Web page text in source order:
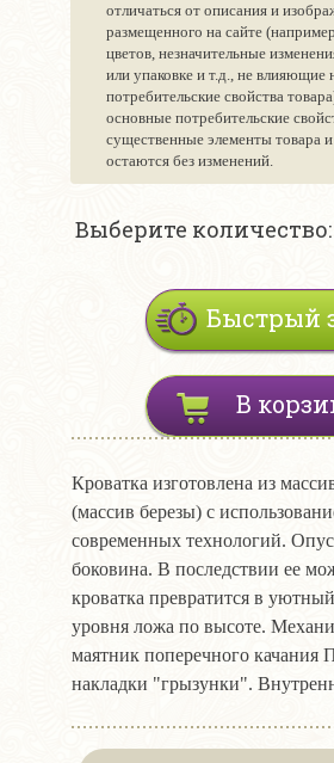
отличаться от описания и
размещенного на сайте
цветов, незначительные
или упаковке и т.д., не влияющие
потребительские свойства
основные потребительские
существенные элементы товара и
остаются без изменений.
Выберите количество:
Быстрый
В
Кроватка изготовлена из
(массив березы) с
современных технологий.
боковина. В последствии ее
кроватка превратится в
уровня ложа по высоте.
маятник поперечного качания
накладки "грызунки".